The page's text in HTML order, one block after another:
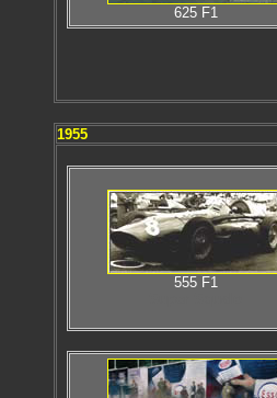
625 F1
1955
555 F1